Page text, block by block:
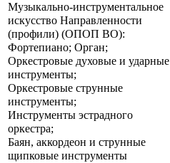
Музыкально-инструментальное
искусство Направленности
(профили) (ОПОП ВО):
Фортепиано; Орган;
Оркестровые духовые и ударные
инструменты;
Оркестровые струнные
инструменты;
Инструменты эстрадного
оркестра;
Баян, аккордеон и струнные
щипковые инструменты